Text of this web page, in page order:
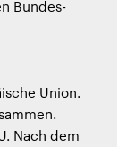
Bundes-
Union.
Nach dem